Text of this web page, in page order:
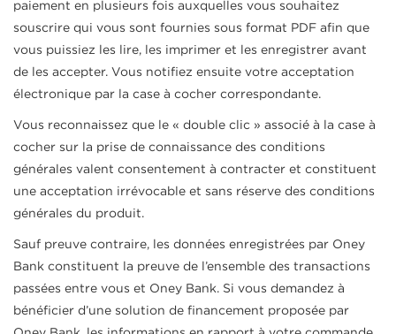
paiement en plusieurs fois auxquelles vous souhaitez
souscrire qui vous sont fournies sous format PDF afin que
vous puissiez les lire, les imprimer et les enregistrer avant
de les accepter. Vous notifiez ensuite votre acceptation
électronique par la case à cocher correspondante.
Vous reconnaissez que le « double clic » associé à la case à
cocher sur la prise de connaissance des conditions
générales valent consentement à contracter et constituent
une acceptation irrévocable et sans réserve des conditions
générales du produit.
Sauf preuve contraire, les données enregistrées par Oney
Bank constituent la preuve de l’ensemble des transactions
passées entre vous et Oney Bank. Si vous demandez à
bénéficier d’une solution de financement proposée par